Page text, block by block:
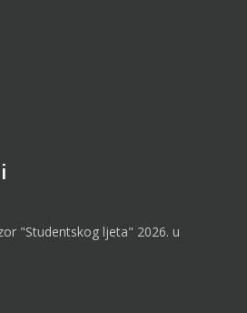
"Studentskog ljeta" 2026. u